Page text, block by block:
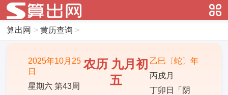
算出网 > 黄历查询 >
2025年10月25
日
星期六 第43周
农历 九月初
五
乙巳〔蛇〕年
丙戌月
丁卯日「阴